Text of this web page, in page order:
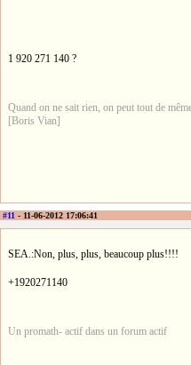
1 920 271 140 ?
Quand on ne sait rien, on peut tout de
[Boris Vian]
#11 - 11-06-2012 17:06:41
SEA.:Non, plus, plus, beaucoup plus!!!!
+1920271140
Un promath- actif dans un forum actif